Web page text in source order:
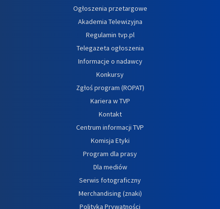
Ogłoszenia przetargowe
Akademia Telewizyjna
Regulamin tvp.pl
Telegazeta ogłoszenia
Informacje o nadawcy
Konkursy
Zgłoś program (ROPAT)
Kariera w TVP
Kontakt
Centrum informacji TVP
Komisja Etyki
Program dla prasy
Dla mediów
Serwis fotograficzny
Merchandising (znaki)
Polityka Prywatności